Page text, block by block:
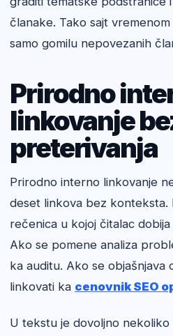
članake. Tako sajt
samo gomilu nepovezanih
Prirodno
linkovanje
preterivanja
Prirodno interno linkovanje
deset linkova bez konteksta.
rečenica u kojoj čitalac
Ako se pomene analiza
ka auditu. Ako se objašnjava
linkovati ka cenovnik SEO
U tekstu je dovoljno